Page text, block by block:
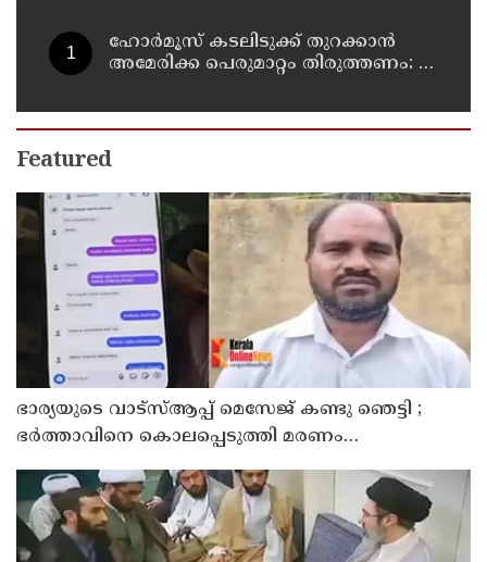
ഹോര്‍മൂസ് കടലിടുക്ക് തുറക്കാന്‍
അമേരിക്ക പെരുമാറ്റം തിരുത്തണം: 6
സുരക്ഷാ കൗണ്‍സില്‍
Featured
ഭാര്യയുടെ വാട്സ്ആപ്പ് മെസേജ് കണ്ടു ഞെട്ടി ;
ഭര്‍ത്താവിനെ കൊലപ്പെടുത്തി മരണം
റോഡപകടമാക്കി മാറ്റാന്‍ കാമുകനുമായി
പദ്ധതിയിട്ട യുവതിയും സുഹൃത്തും ഒളിവില്‍